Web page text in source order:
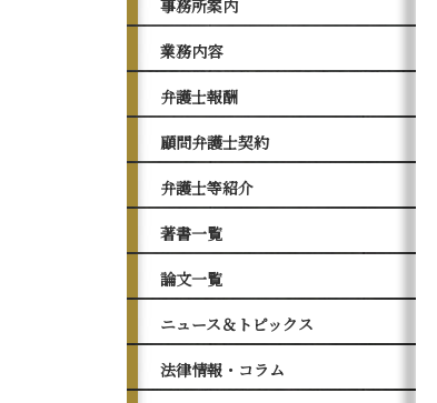
事務所案内
業務内容
弁護士報酬
顧問弁護士契約
弁護士等紹介
著書一覧
論文一覧
ニュース＆トピックス
法律情報・コラム